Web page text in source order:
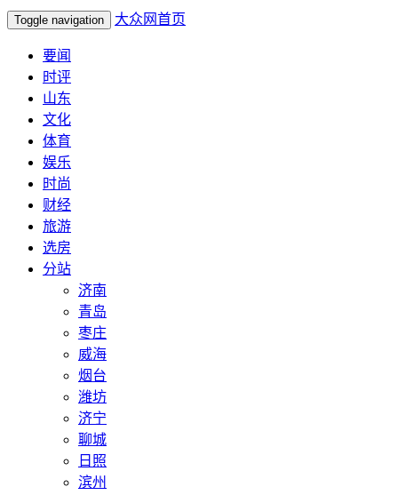
Toggle navigation 大众网首页
要闻
时评
山东
文化
体育
娱乐
时尚
财经
旅游
选房
分站
济南
青岛
枣庄
威海
烟台
潍坊
济宁
聊城
日照
滨州